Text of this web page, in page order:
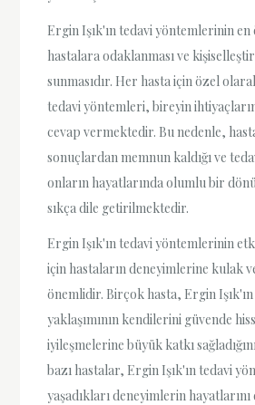
Ergin Işık'ın tedavi yöntemlerinin
hastalara odaklanması ve
sunmasıdır. Her hasta için özel
tedavi yöntemleri, bireyin
cevap vermektedir. Bu nedenle,
sonuçlardan memnun kaldığı ve
onların hayatlarında olumlu bir
sıkça dile getirilmektedir.
Ergin Işık'ın tedavi yöntemlerinin
için hastaların deneyimlerine kulak
önemlidir. Birçok hasta, Ergin
yaklaşımının kendilerini güvende
iyileşmelerine büyük katkı
bazı hastalar, Ergin Işık'ın tedavi
yaşadıkları deneyimlerin